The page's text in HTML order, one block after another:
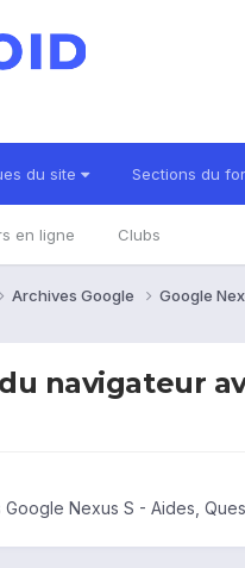
du site Sections du
en ligne Clubs
Archives Google Google
navigateur
Google Nexus S - Aides,